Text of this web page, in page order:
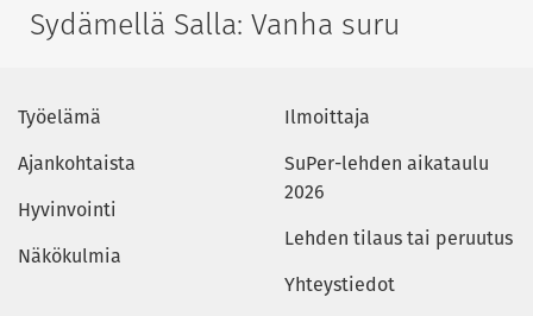
Sydämellä Salla: Vanha suru
Työelämä
Ajankohtaista
Hyvinvointi
Näkökulmia
Ilmoittaja
SuPer-lehden aikataulu
2026
Lehden tilaus tai peruutus
Yhteystiedot